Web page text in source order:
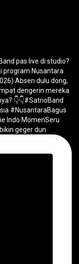
geger dun